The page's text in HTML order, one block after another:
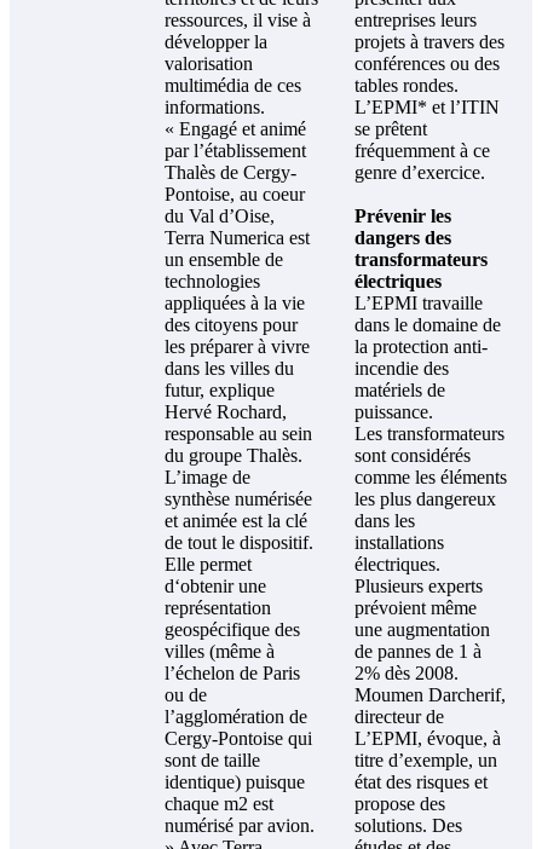
ressources, il vise à
développer la
valorisation
multimédia de ces
informations.
« Engagé et animé
par l’établissement
Thalès de Cergy-
Pontoise, au coeur
du Val d’Oise,
Terra Numerica est
un ensemble de
technologies
appliquées à la vie
des citoyens pour
les préparer à vivre
dans les villes du
futur, explique
Hervé Rochard,
responsable au sein
du groupe Thalès.
L’image de
synthèse numérisée
et animée est la clé
de tout le dispositif.
Elle permet
d‘obtenir une
représentation
geospécifique des
villes (même à
l’échelon de Paris
ou de
l’agglomération de
Cergy-Pontoise qui
sont de taille
identique) puisque
chaque m2 est
numérisé par avion.
entreprises leurs
projets à travers des
conférences ou des
tables rondes.
L’EPMI* et l’ITIN
se prêtent
fréquemment à ce
genre d’exercice.
Prévenir les
dangers des
transformateurs
électriques
L’EPMI travaille
dans le domaine de
la protection anti-
incendie des
matériels de
puissance.
Les transformateurs
sont considérés
comme les éléments
les plus dangereux
dans les
installations
électriques.
Plusieurs experts
prévoient même
une augmentation
de pannes de 1 à
2% dès 2008.
Moumen Darcherif,
directeur de
L’EPMI, évoque, à
titre d’exemple, un
état des risques et
propose des
solutions. Des